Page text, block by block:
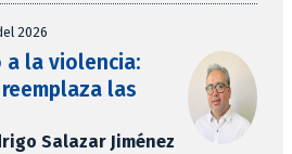
2026
a la violencia:
las
Salazar Jiménez